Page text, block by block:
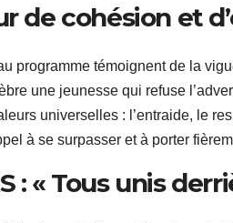
de cohésion et
programme témoignent de la
une jeunesse qui refuse
universelles : l’entraide, le
à se surpasser et à porter
: « Tous unis